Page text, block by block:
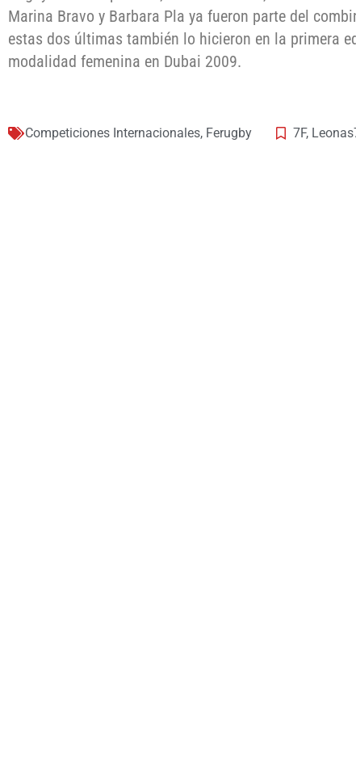
Marina Bravo y Barbara Pla ya fueron parte del
estas dos últimas también lo hicieron en la primera
modalidad femenina en Dubai 2009.
Competiciones Internacionales, Ferugby 7F,